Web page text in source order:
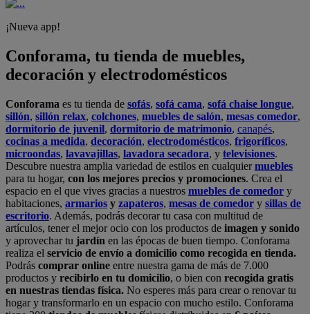
¡Nueva app!
Conforama, tu tienda de muebles,
decoración y electrodomésticos
Conforama es tu tienda de sofás, sofá cama, sofá chaise longue,
sillón, sillón relax, colchones, muebles de salón, mesas comedor,
dormitorio de juvenil, dormitorio de matrimonio, canapés,
cocinas a medida, decoración, electrodomésticos, frigoríficos,
microondas, lavavajillas, lavadora secadora, y televisiones.
Descubre nuestra amplia variedad de estilos en cualquiermuebles
para tu hogar, con los mejores precios y promociones. Crea el
espacio en el que vives gracias a nuestros muebles de comedor y
habitaciones, armarios y zapateros, mesas de comedor y sillas de
escritorio. Además, podrás decorar tu casa con multitud de
artículos, tener el mejor ocio con los productos de imagen y sonido
y aprovechar tu jardín en las épocas de buen tiempo. Conforama
realiza el servicio de envío a domicilio como recogida en tienda.
Podrás comprar online entre nuestra gama de más de 7.000
productos y recibirlo en tu domicilio, o bien con recogida gratis
en nuestras tiendas física. No esperes más para crear o renovar tu
hogar y transformarlo en un espacio con mucho estilo. Conforama